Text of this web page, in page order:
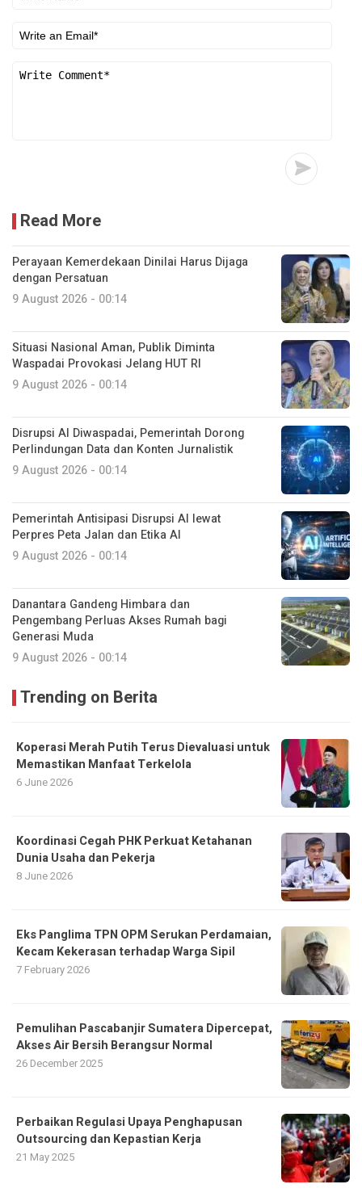
Read More
Perayaan Kemerdekaan Dinilai Harus Dijaga
dengan Persatuan
9 August 2026 - 00:14
Situasi Nasional Aman, Publik Diminta
Waspadai Provokasi Jelang HUT RI
9 August 2026 - 00:14
Disrupsi AI Diwaspadai, Pemerintah Dorong
Perlindungan Data dan Konten Jurnalistik
9 August 2026 - 00:14
Pemerintah Antisipasi Disrupsi AI lewat
Perpres Peta Jalan dan Etika AI
9 August 2026 - 00:14
Danantara Gandeng Himbara dan
Pengembang Perluas Akses Rumah bagi
Generasi Muda
9 August 2026 - 00:14
Trending on Berita
Koperasi Merah Putih Terus Dievaluasi untuk
Memastikan Manfaat Terkelola
6 June 2026
Koordinasi Cegah PHK Perkuat Ketahanan
Dunia Usaha dan Pekerja
8 June 2026
Eks Panglima TPN OPM Serukan Perdamaian,
Kecam Kekerasan terhadap Warga Sipil
7 February 2026
Pemulihan Pascabanjir Sumatera Dipercepat,
Akses Air Bersih Berangsur Normal
26 December 2025
Perbaikan Regulasi Upaya Penghapusan
Outsourcing dan Kepastian Kerja
21 May 2025